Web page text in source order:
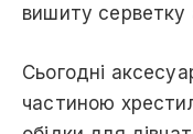
вишиту серветку
Сьогодні
частиною